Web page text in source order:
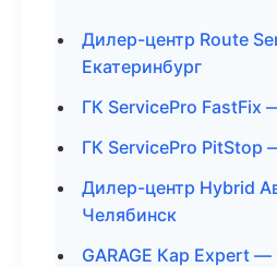
Дилер-центр Route
Екатеринбург
ГК ServicePro FastFix
ГК ServicePro PitStop
Дилер-центр Hybrid
Челябинск
GARAGE Кар Expert —